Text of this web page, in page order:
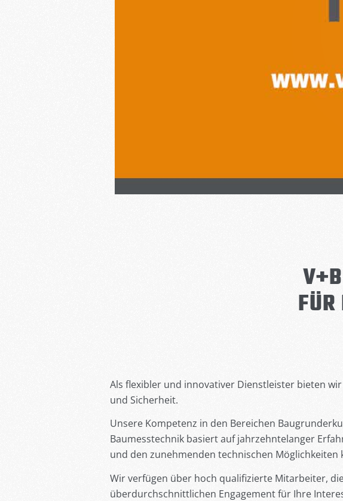
Als flexibler und innovativer Dienstleister bieten
und Sicherheit.
Unsere Kompetenz in den Bereichen
Baumesstechnik basiert auf jahrzehntelanger
und den zunehmenden technischen
Wir verfügen über hoch qualifizierte Mitarbeiter,
überdurchschnittlichen Engagement für Ihre